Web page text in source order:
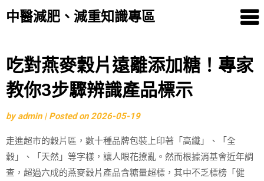
中醫減肥、減重知識專區
Skip
content
吃對燕麥穀片遠離添加糖！專家
教你3步驟辨識產品標示
byadmin | Posted on2026-05-19
走進超市的穀片區，數十種品牌包裝上印著「高纖」、「全
穀」、「天然」等字樣，讓人眼花撩亂。然而根據消基會近年調
查，超過六成的燕麥穀片產品含糖量超標，其中不乏標榜「健